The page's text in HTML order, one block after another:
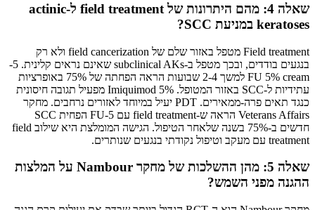
שאלה 4: מהם היתרונות של field treatment ל-actinic
keratoses במניעת SCC?
Field treatment מטפל באזור שלם של field cancerization ולא רק
בנגעים בודדים, ובכך מטפל ב-subclinical AKs שאינם נראים קלינית. 5-
FU 5% cream למשך 2-4 שבועות הראה הפחתה של 75% באופרציות
עתידיות ל-SCC באזור המטופל. Imiquimod 5% מפעיל תגובה חיסונית
כנגד תאים פרה-ממאירים. PDT יעיל במיוחד לאזורים נרחבים. מחקר
Veterans Affairs הראה ש-field treatment עם 5-FU הפחית SCC
חדשים ב-75% בשנה שלאחר הטיפול. הגישה המומלצת היא שילוב field
treatment עם מעקב וטיפול נקודתי בנגעים שנותרים.
שאלה 5: מהן ההשלכות של מחקר Nambour על המלצות
ההגנה מפני השמש?